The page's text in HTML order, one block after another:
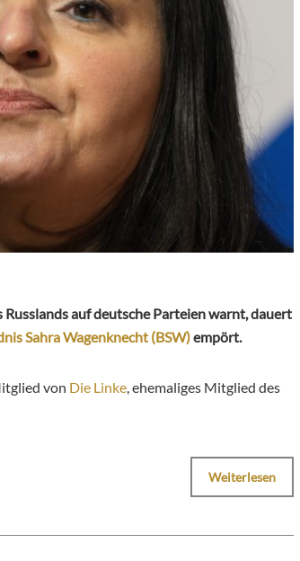
auf deutsche Parteien warnt, dauert
Sahra Wagenknecht (BSW)empört.
von Die Linke , ehemaliges Mitglied des
Weiterlesen